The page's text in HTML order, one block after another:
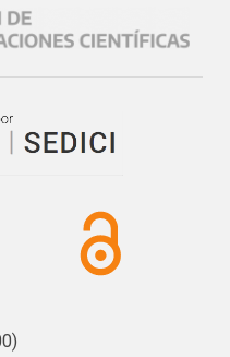
el territorio, es decir que
y naturaleza y
una política cultural del
culturales que
de la relación sociedad-
del paisaje: el por
de futuro.